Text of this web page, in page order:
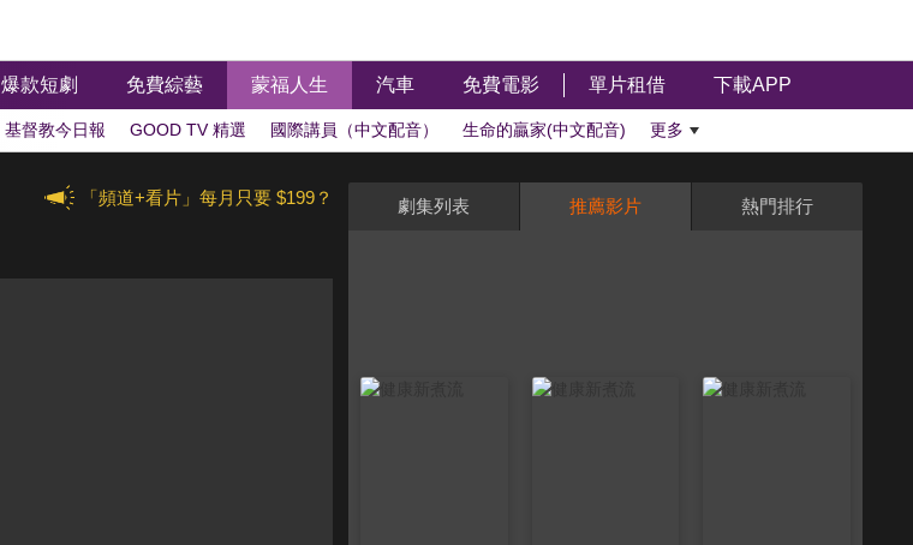
爆款短劇 免費綜藝 蒙福人生 汽車 免費電影 單片租借 下載APP
基督教今日報 GOOD TV 精選 國際講員（中文配音） 生命的贏家(中文配音) 更多
「頻道+看片」每月只要 $199？ 劇集列表 推薦影片 熱門排行